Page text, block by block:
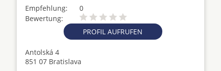
Empfehlung:
0
Bewertung:
PROFIL AUFRUFEN
Antolská 4
851 07 Bratislava